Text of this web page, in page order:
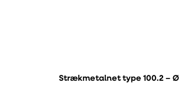
Strækmetalnet type 100.2 –